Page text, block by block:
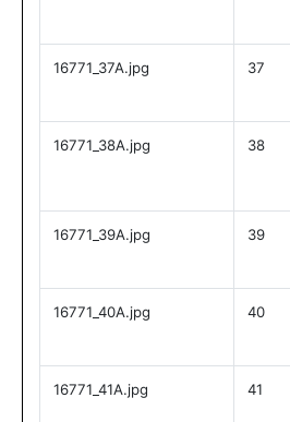
16771_37A.jpg 37
16771_38A.jpg 38
16771_39A.jpg 39
16771_40A.jpg 40
16771_41A.jpg 41